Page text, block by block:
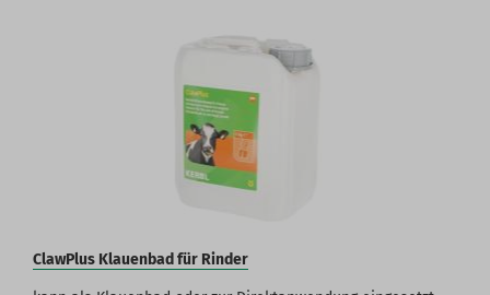
ClawPlus Klauenbad für Rinder